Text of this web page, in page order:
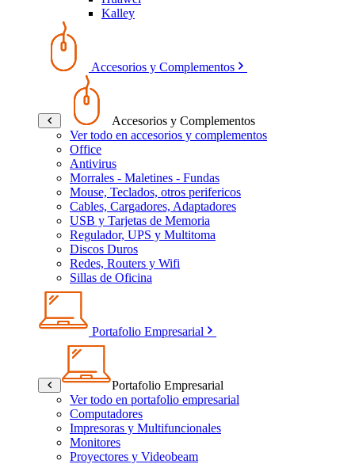
Kalley
Accesorios y Complementos
Accesorios y Complementos
Ver todo en accesorios y complementos
Office
Antivirus
Morrales - Maletines - Fundas
Mouse, Teclados, otros perifericos
Cables, Cargadores, Adaptadores
USB y Tarjetas de Memoria
Regulador, UPS y Multitoma
Discos Duros
Redes, Routers y Wifi
Sillas de Oficina
Portafolio Empresarial
Portafolio Empresarial
Ver todo en portafolio empresarial
Computadores
Impresoras y Multifuncionales
Monitores
Proyectores y Videobeam